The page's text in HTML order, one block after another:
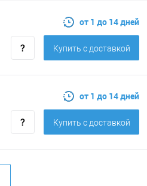
от 1 до 14 дней
Купить c доставкой
от 1 до 14 дней
Купить c доставкой